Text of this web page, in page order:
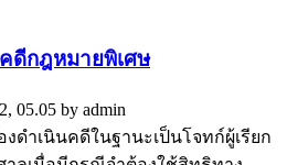
ดีกฎหมายพิเศษ
05.05 by admin
เนินคดีในฐานะเป็นโจทก์ผู้เรียก